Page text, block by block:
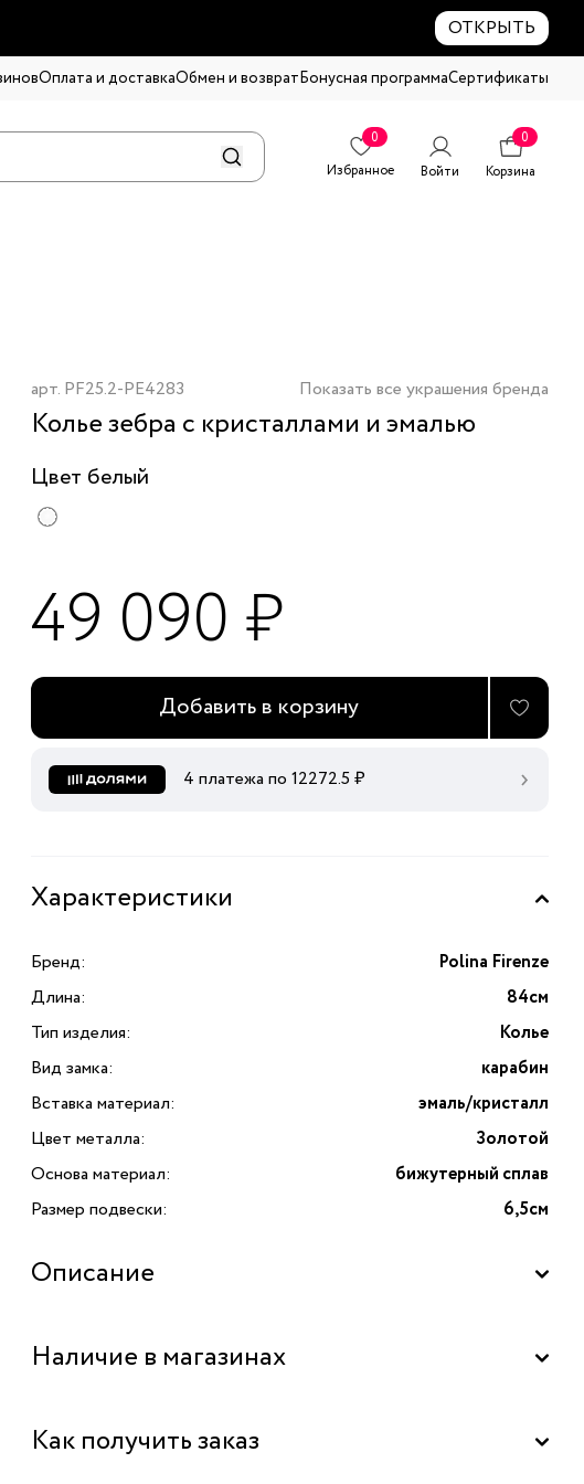
ОТКРЫТЬ
Оплата и доставкаОбмен и возвратБонусная программаСертификаты
0
Избранное
Войти
0
Корзина
арт. PF25.2-PE4283 Показать все украшения бренда
Колье зебра с кристаллами и эмалью
Цвет белый
49 090 ₽
Добавить в корзину
4 платежа по 12272.5 ₽
Характеристики
Бренд:
Polina Firenze
Длина:
84см
Тип изделия:
Колье
Вид замка:
карабин
Вставка материал:
эмаль/кристалл
Цвет металла:
Золотой
Основа материал:
бижутерный сплав
Размер подвески:
6,5см
Описание
Polina Firenze — воплощение элегантности и качества Made in
благородный блеск и долговечность. Особое внимание
Наличие в магазинах
Центральный склад
Как получить заказ